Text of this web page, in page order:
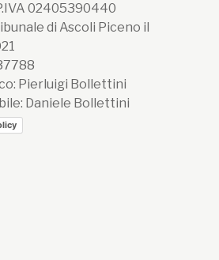
02405390440
di Ascoli Piceno il
Pierluigi Bollettini
Daniele Bollettini